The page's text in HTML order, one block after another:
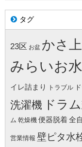
タグ
23区 お盆 かさ
みらいお
イレ詰まり トラブル
洗濯機 ドラ
ム 乾燥機 便器脱着全
営業情報 壁ピタ水